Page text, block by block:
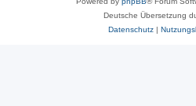
Deutsche Übersetzung
Datenschutz|